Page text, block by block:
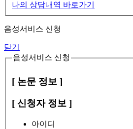
나의 상담내역 바로가기
음성서비스 신청
닫기
음성서비스 신청
[ 논문 정보 ]
[ 신청자 정보 ]
아이디